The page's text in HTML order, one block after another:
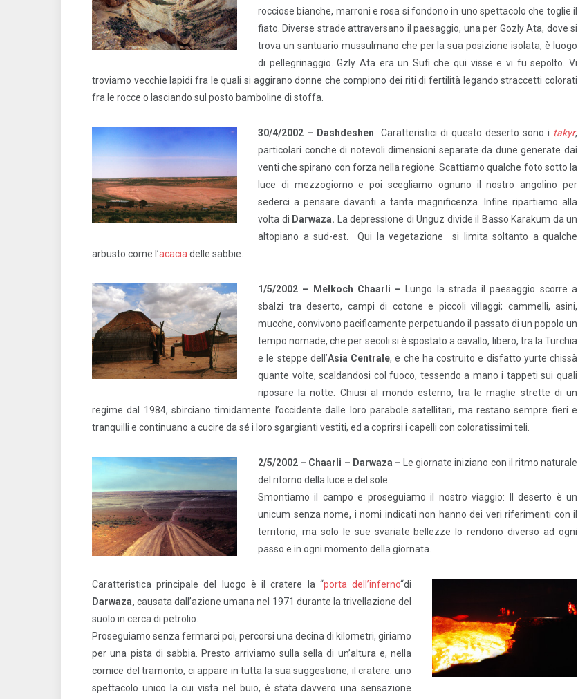
rocciose bianche, marroni e rosa si fondono in uno spettacolo che toglie il
fiato. Diverse strade attraversano il paesaggio, una per Gozly Ata, dove si
trova un santuario mussulmano che per la sua posizione isolata, è luogo
di pellegrinaggio. Gzly Ata era un Sufi che qui visse e vi fu sepolto. Vi
troviamo vecchie lapidi fra le quali si aggirano donne che compiono dei riti di fertilità legando straccetti colorati
fra le rocce o lasciando sul posto bamboline di stoffa.
30/4/2002 – Dashdeshen Caratteristici di questo deserto sono i takyr,
particolari conche di notevoli dimensioni separate da dune generate dai
venti che spirano con forza nella regione. Scattiamo qualche foto sotto la
luce di mezzogiorno e poi scegliamo ognuno il nostro angolino per
sederci a pensare davanti a tanta magnificenza. Infine ripartiamo alla
volta di Darwaza.
La depressione di Unguz divide il Basso Karakum da un
altopiano a sud-est. Qui la vegetazione si limita soltanto a qualche
arbusto come l’acacia delle sabbie.
1/5/2002 – Melkoch Chaarli – Lungo la strada il paesaggio scorre a
sbalzi tra deserto, campi di cotone e piccoli villaggi; cammelli, asini,
mucche, convivono pacificamente perpetuando il passato di un popolo un
tempo nomade, che per secoli si è spostato a cavallo, libero, tra la Turchia
e le steppe dell’Asia Centrale, e che ha costruito e disfatto yurte chissà
quante volte, scaldandosi col fuoco, tessendo a mano i tappeti sui quali
riposare la notte. Chiusi al mondo esterno, tra le maglie strette di un
regime dal 1984, sbirciano timidamente l’occidente dalle loro parabole satellitari, ma restano sempre fieri e
tranquilli e continuano a cucire da sé i loro sgargianti vestiti, ed a coprirsi i capelli con coloratissimi teli.
2/5/2002 – Chaarli – Darwaza – Le giornate iniziano con il ritmo naturale
del ritorno della luce e del sole.
Smontiamo il campo e proseguiamo il nostro viaggio: Il deserto è un
unicum senza nome, i nomi indicati non hanno dei veri riferimenti con il
territorio, ma solo le sue svariate bellezze lo rendono diverso ad ogni
passo e in ogni momento della giornata.
Caratteristica principale del luogo è il cratere la “porta dell’inferno“di
Darwaza, causata dall’azione umana nel 1971 durante la trivellazione del
suolo in cerca di petrolio.
Proseguiamo senza fermarci poi, percorsi una decina di kilometri, giriamo
per una pista di sabbia. Presto arriviamo sulla sella di un’altura e, nella
cornice del tramonto, ci appare in tutta la sua suggestione, il cratere: uno
spettacolo unico la cui vista nel buio, è stata davvero una sensazione